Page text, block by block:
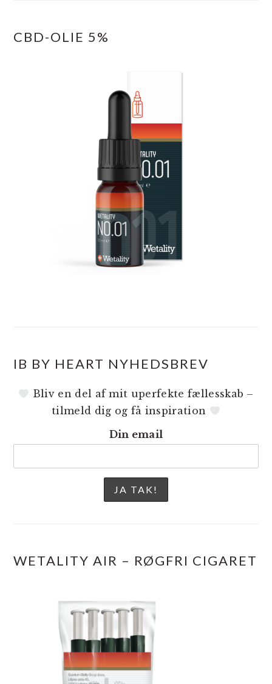
CBD-OLIE 5%
IB BY HEART NYHEDSBREV
Bliv en del af mit uperfekte fællesskab –
tilmeld dig og få inspiration
Din email
WETALITY AIR – RØGFRI CIGARET